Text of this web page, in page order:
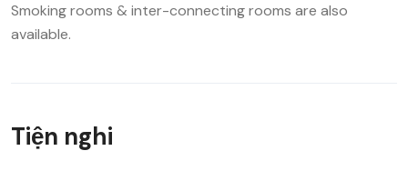
Smoking rooms & inter-connecting rooms are also
available.
Tiện nghi